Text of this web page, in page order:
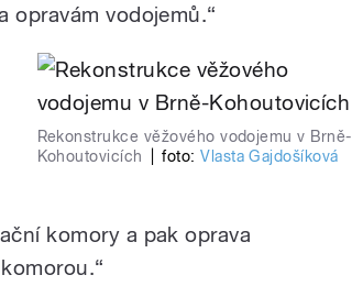
opravám vodojemů.“
Rekonstrukce věžového vodojemu v Brně-
Kohoutovicích
foto:Vlasta Gajdošíková
komory a pak oprava